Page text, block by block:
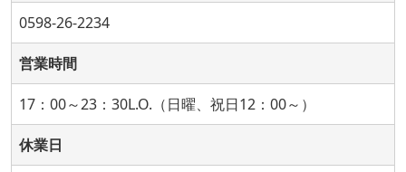
0598-26-2234
営業時間
17：00～23：30L.O.（日曜、祝日12：00～）
休業日